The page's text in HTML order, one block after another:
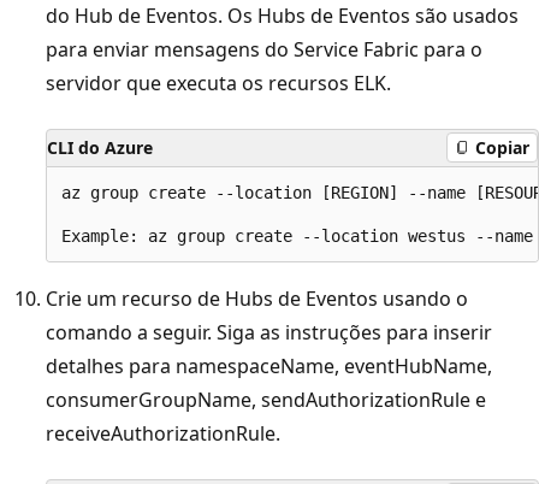
do Hub de Eventos. Os Hubs de Eventos são usados
para enviar mensagens do Service Fabric para o
servidor que executa os recursos ELK.
CLI do Azure Copiar
az group create --location [REGION] --name
Crie um recurso de Hubs de Eventos usando o
comando a seguir. Siga as instruções para inserir
detalhes para namespaceName, eventHubName,
consumerGroupName, sendAuthorizationRule e
receiveAuthorizationRule.